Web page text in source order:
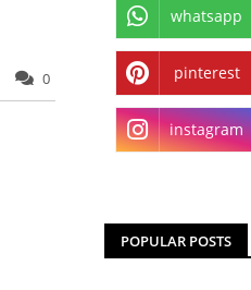
0
whatsapp
pinterest
instagram
POPULAR POSTS